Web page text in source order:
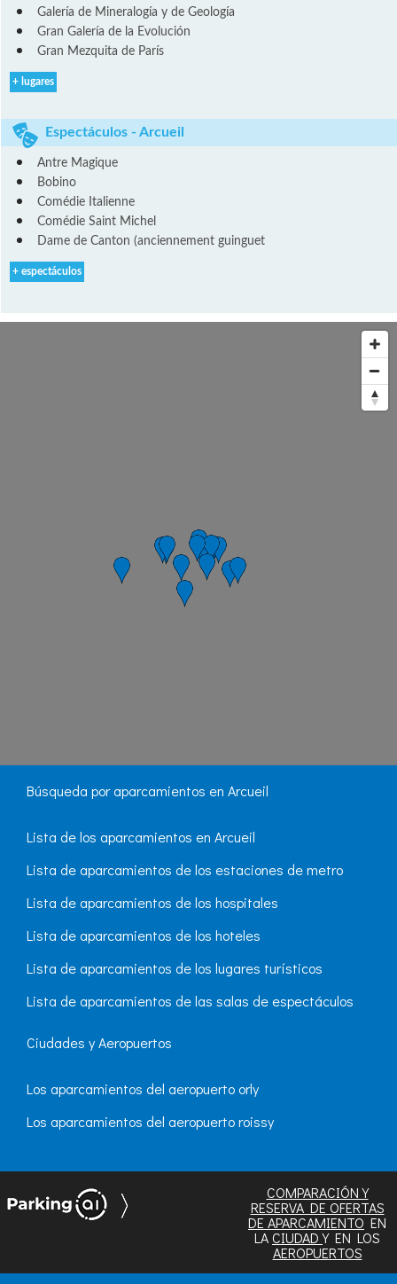
Galería de Mineralogía y de Geología
Gran Galería de la Evolución
Gran Mezquita de París
+ lugares
Espectáculos - Arcueil
Antre Magique
Bobino
Comédie Italienne
Comédie Saint Michel
Dame de Canton (anciennement guinguet
+ espectáculos
Búsqueda por aparcamientos en Arcueil
Lista de los aparcamientos en Arcueil
Lista de aparcamientos de los estaciones de metro
Lista de aparcamientos de los hospitales
Lista de aparcamientos de los hoteles
Lista de aparcamientos de los lugares turísticos
Lista de aparcamientos de las salas de espectáculos
Ciudades y Aeropuertos
Los aparcamientos del aeropuerto orly
Los aparcamientos del aeropuerto roissy
COMPARACIÓN Y
RESERVA DE OFERTAS
DE APARCAMIENTO EN
LACIUDADY EN LOS
AEROPUERTOS